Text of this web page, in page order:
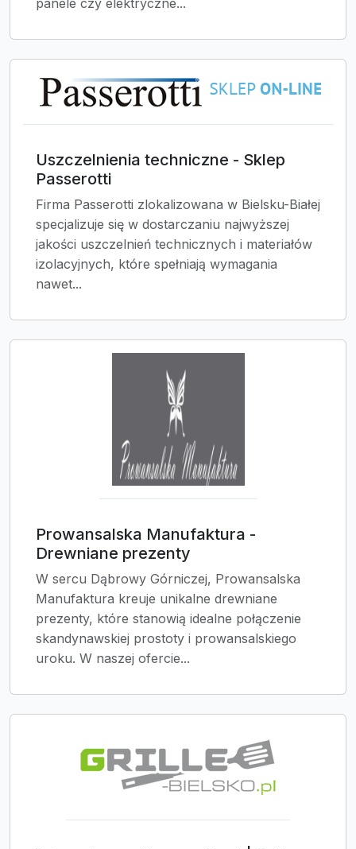
panele czy elektryczne...
Uszczelnienia techniczne - Sklep
Passerotti
Firma Passerotti zlokalizowana w Bielsku-Białej
specjalizuje się w dostarczaniu najwyższej
jakości uszczelnień technicznych i materiałów
izolacyjnych, które spełniają wymagania
nawet...
Prowansalska Manufaktura -
Drewniane prezenty
W sercu Dąbrowy Górniczej, Prowansalska
Manufaktura kreuje unikalne drewniane
prezenty, które stanowią idealne połączenie
skandynawskiej prostoty i prowansalskiego
uroku. W naszej ofercie...